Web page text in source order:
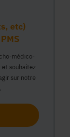
etc)
médico-
et souhaitez
sur notre